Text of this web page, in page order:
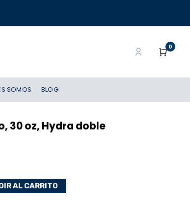
0
SOMOS BLOG
30 oz, Hydra doble
AL CARRITO